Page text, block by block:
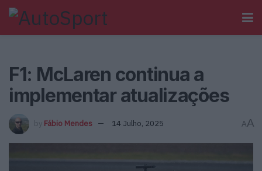
F1: McLaren continua a
implementar atualizações
by Fábio Mendes 14 Julho, 2025 AA